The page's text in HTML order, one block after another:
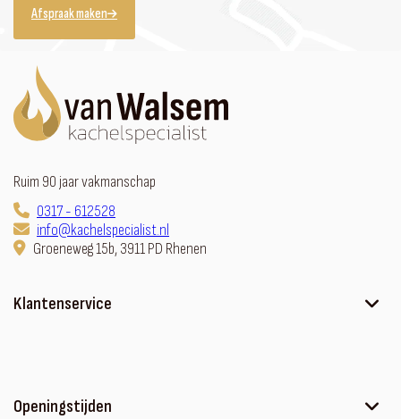
Afspraak maken
Ruim 90 jaar vakmanschap
0317 - 612528
info@kachelspecialist.nl
Groeneweg 15b, 3911 PD Rhenen
Klantenservice
Sfeerhaard met meubel
Openingstijden